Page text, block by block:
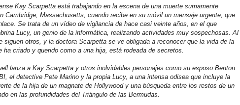
Kay Scarpetta está trabajando en la escena de una muerte sumamente
Cambridge, Massachusetts, cuando recibe en su móvil un mensaje urgente, que
Se trata de un vídeo de vigilancia de hace casi veinte años, en el que
Lucy, un genio de la informática, realizando actividades muy sospechosas. Al
siguen otros, y la doctora Scarpetta se ve obligada a reconocer que la vida de la
ha criado y querido como a una hija, está rodeada de secretos.
lanza a Kay Scarpetta y otros inolvidables personajes como su esposo Benton
el detective Pete Marino y la propia Lucy, a una intensa odisea que incluye la
de la hija de un magnate de Hollywood y una búsqueda entre los restos de un
en las profundidades del Triángulo de las Bermudas.